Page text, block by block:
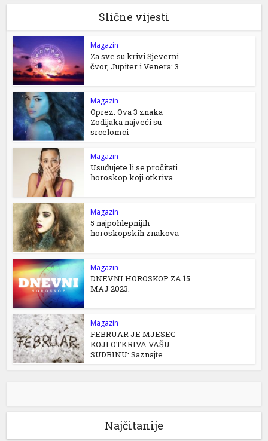
Slične vijesti
Magazin
Za sve su krivi Sjeverni
čvor, Jupiter i Venera: 3...
Magazin
Oprez: Ova 3 znaka
Zodijaka najveći su
srcelomci
Magazin
Usuđujete li se pročitati
horoskop koji otkriva...
Magazin
5 najpohlepnijih
horoskopskih znakova
Magazin
DNEVNI HOROSKOP ZA 15.
MAJ 2023.
Magazin
FEBRUAR JE MJESEC
KOJI OTKRIVA VAŠU
SUDBINU: Saznajte...
Najčitanije